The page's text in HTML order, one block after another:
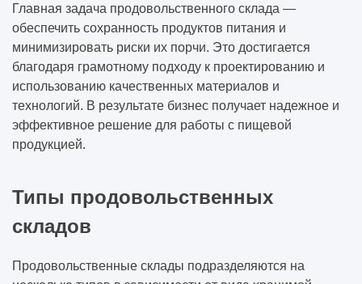
Главная задача продовольственного склада —
обеспечить сохранность продуктов питания и
минимизировать риски их порчи. Это достигается
благодаря грамотному подходу к проектированию и
использованию качественных материалов и
технологий. В результате бизнес получает надежное и
эффективное решение для работы с пищевой
продукцией.
Типы продовольственных
складов
Продовольственные склады подразделяются на